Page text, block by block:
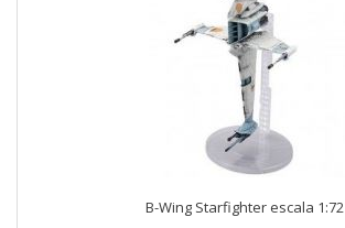
B-Wing Starfighter escala 1:72